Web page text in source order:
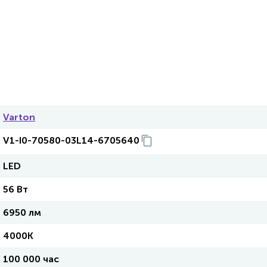
Varton
V1-I0-70580-03L14-6705640
LED
56 Вт
6950 лм
4000K
100 000 час